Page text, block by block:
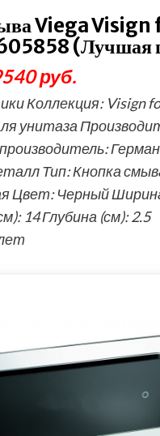
Viega Visign
(Лучшая
руб.
Коллекция: Visign
унитаза
Тип: Кнопка
Цвет: Черный
14 Глубина (см): 2.5